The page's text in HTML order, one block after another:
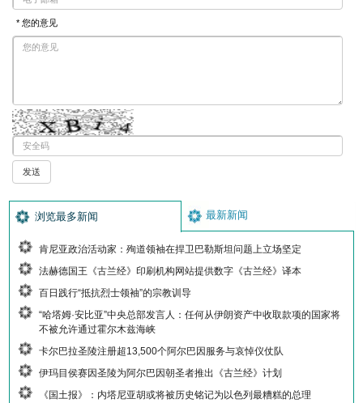
* 您的意见
浏览最多新闻 最新新闻
肯尼亚政治活动家：殉道领袖在捍卫巴勒斯坦问题上立场坚定
法赫德国王《古兰经》印刷机构网站提供数字《古兰经》译本
百日践行“抵抗烈士领袖”的宗教训导
“哈塔姆·安比亚”中央总部发言人：任何从伊朗资产中收取款项的国家将
不被允许通过霍尔木兹海峡
卡尔巴拉圣陵注册超13,500个阿尔巴因服务与哀悼仪仗队
伊玛目侯赛因圣陵为阿尔巴因朝圣者推出《古兰经》计划
《国土报》：内塔尼亚胡或将被历史铭记为以色列最糟糕的总理